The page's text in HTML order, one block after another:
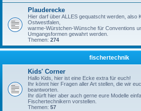
Plauderecke
Hier darf über ALLES gequatscht werden, also
Ostwestfalen,
warme-Würstchen-Wünsche für Conventions
Umgangsformen gewahrt werden.
Themen: 274
fischertechnik
Kids' Corner
Hallo Kids, hier ist eine Ecke extra für euch!
Ihr könnt hier Fragen aller Art stellen, die wir
beantworten.
Ihr dürft hier aber auch gerne eure Modelle
Fischertechnikern vorstellen.
Themen: 57